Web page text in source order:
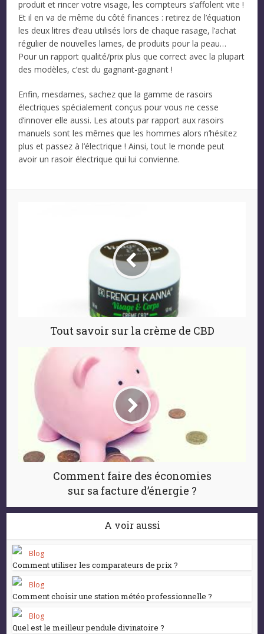
produit et rincer votre visage, les compteurs s’affolent vite !
Et il en va de même du côté finances : retirez de l’équation
les deux litres d’eau utilisés lors de chaque rasage, l’achat
régulier de nouvelles lames, de produits pour la peau…
Pour un rapport qualité/prix plus que correct avec la plupart
des modèles, c’est du gagnant-gagnant !
Enfin, mesdames, sachez que la gamme de rasoirs
électriques spécialement conçus pour vous ne cesse
d’innover elle aussi. Les atouts par rapport aux rasoirs
manuels sont les mêmes que les hommes alors n’hésitez
plus et passez à l’électrique ! Ainsi, tout le monde peut
avoir un rasoir électrique qui lui convienne.
Tout savoir sur la crème de CBD
Comment faire des économies
sur sa facture d’énergie ?
A voir aussi
Blog
Comment utiliser les comparateurs de prix ?
Blog
Comment choisir une station météo professionnelle ?
Blog
Quel est le meilleur pendule divinatoire ?